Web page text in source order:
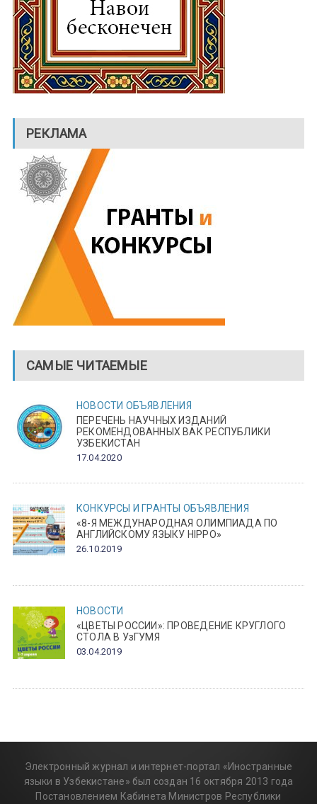
РЕКЛАМА
САМЫЕ ЧИТАЕМЫЕ
НОВОСТИ ОБЪЯВЛЕНИЯ
ПЕРЕЧЕНЬ НАУЧНЫХ ИЗДАНИЙ
РЕКОМЕНДОВАННЫХ ВАК РЕСПУБЛИКИ
УЗБЕКИСТАН
17.04.2020
КОНКУРСЫ И ГРАНТЫ ОБЪЯВЛЕНИЯ
«8-Я МЕЖДУНАРОДНАЯ ОЛИМПИАДА ПО
АНГЛИЙСКОМУ ЯЗЫКУ HIPPO»
26.10.2019
НОВОСТИ
«ЦВЕТЫ РОССИИ»: ПРОВЕДЕНИЕ КРУГЛОГО
СТОЛА В УзГУМЯ
03.04.2019
Электронный журнал и интернет-портал «Иностранные
языки в Узбекистане» был создан 16 октября 2013 года
Постановлением Кабинета Министров Республики